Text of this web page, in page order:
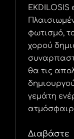
φωτισμό,
χορού
θα τις
γεμάτη
Διαβάστε